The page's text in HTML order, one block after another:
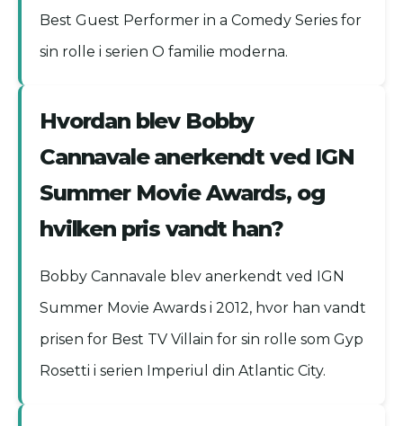
Best Guest Performer in a Comedy Series for
sin rolle i serien O familie moderna.
Hvordan blev Bobby
Cannavale anerkendt ved IGN
Summer Movie Awards, og
hvilken pris vandt han?
Bobby Cannavale blev anerkendt ved IGN
Summer Movie Awards i 2012, hvor han vandt
prisen for Best TV Villain for sin rolle som Gyp
Rosetti i serien Imperiul din Atlantic City.